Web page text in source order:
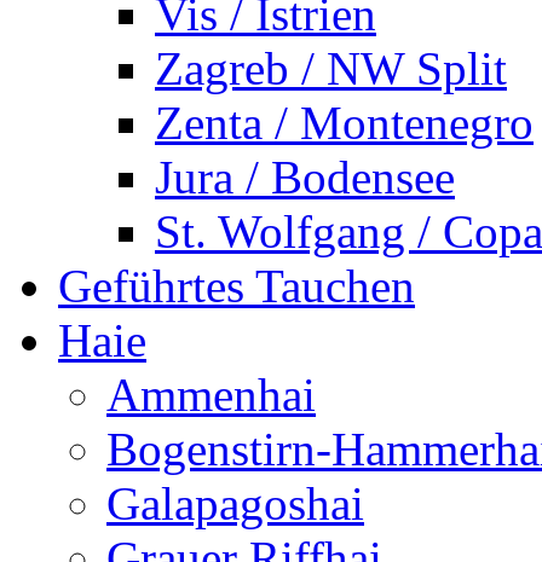
Vis / Istrien
Zagreb / NW Split
Zenta / Montenegro
Jura / Bodensee
St. Wolfgang /
Geführtes Tauchen
Haie
Ammenhai
Bogenstirn-
Galapagoshai